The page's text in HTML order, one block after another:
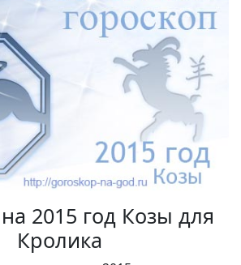
2015 год Козы для
Кролика